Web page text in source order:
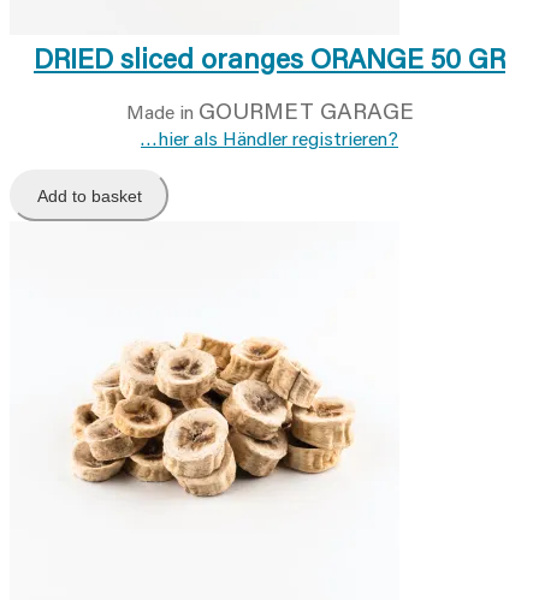
DRIED sliced oranges ORANGE 50 GR
Made in GOURMET GARAGE
…hier als Händler registrieren?
Add to basket